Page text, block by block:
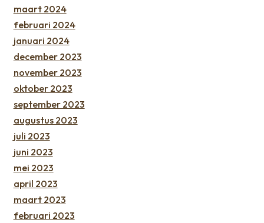
maart 2024
februari 2024
januari 2024
december 2023
november 2023
oktober 2023
september 2023
augustus 2023
juli 2023
juni 2023
mei 2023
april 2023
maart 2023
februari 2023